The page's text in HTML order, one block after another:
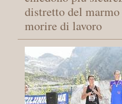
distretto del
morire di lavoro